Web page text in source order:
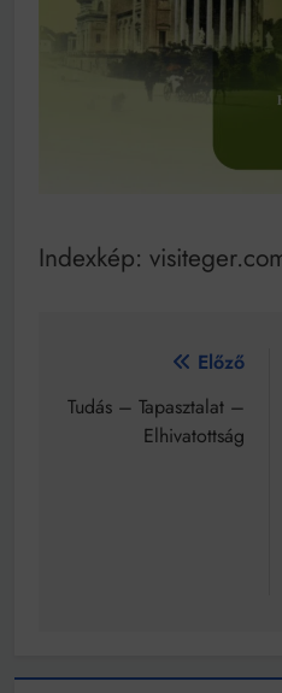
Indexkép:
Bejegyzés
navigáció
Előző
Tudás – Tapasztalat –
Elhivatottság